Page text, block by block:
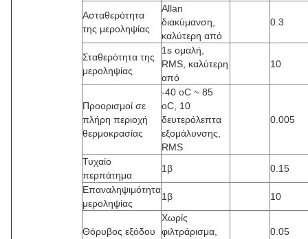
Ασταθερότητα
της μεροληψίας
Allan
διακύμανση,
καλύτερη από
0.3
Σταθερότητα της
μεροληψίας
1s ομαλή,
RMS, καλύτερη
από
10
Προορισμοί σε
πλήρη περιοχή
θερμοκρασίας
-40 oC ~ 85
oC, 10
δευτερόλεπτα
εξομάλυνσης,
RMS
0.005
Τυχαίο
περπάτημα
1β
0.15
Επαναληψιμότητα
μεροληψίας
1β 10
Θόρυβος εξόδου
Χωρίς
φιλτράρισμα,
0.05